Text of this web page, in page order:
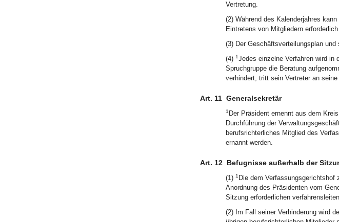
Vertretung.
(2) Während des Kalenderjahres
Eintretens von Mitgliedern
(3) Der Geschäftsverteilungsplan
(4) 1Jedes einzelne Verfahren wird in
Spruchgruppe die Beratung
verhindert, tritt sein Vertreter an
Art. 11 Generalsekretär
1 Der Präsident ernennt aus dem
Durchführung der
berufsrichterliches Mitglied des
ernannt werden.
Art. 12 Befugnisse außerhalb der
(1) 1 Die dem
Anordnung des Präsidenten vom
Sitzung erforderlichen
(2) Im Fall seiner Verhinderung wird